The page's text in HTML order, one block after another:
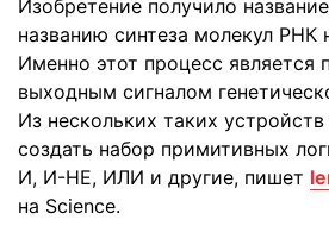
Изобретение получило
названию синтеза молекул РНК
Именно этот процесс является
выходным сигналом
Из нескольких таких
создать набор примитивных
И, И-НЕ, ИЛИ и другие, пишет
на Science.